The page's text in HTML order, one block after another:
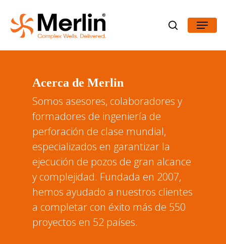
main
Menu
Acerca de Merlin
Somos asesores, colaboradores y
formadores de ingeniería de
perforación de clase mundial,
especializados en garantizar la
ejecución de pozos de gran alcance
y complejidad. Fundada en 2007,
hemos ayudado a nuestros clientes
a completar con éxito más de 550
proyectos en 52 países.